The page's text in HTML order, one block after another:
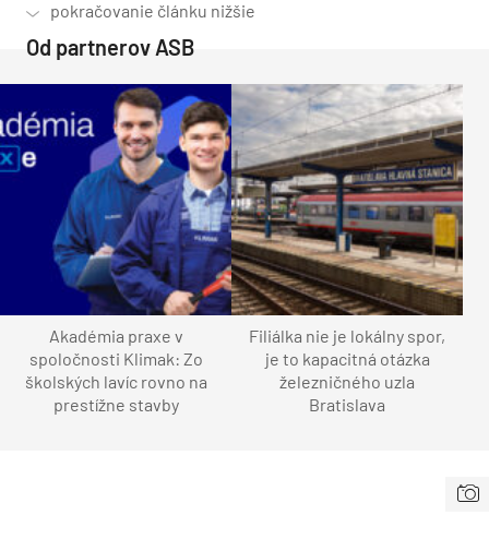
Od partnerov ASB
Akadémia praxe v
spoločnosti Klimak: Zo
školských lavíc rovno na
prestížne stavby
Filiálka nie je lokálny spor,
je to kapacitná otázka
železničného uzla
Bratislava